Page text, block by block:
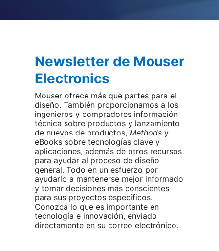
Newsletter de Mouser
Electronics
Mouser ofrece más que partes para el
diseño. También proporcionamos a los
ingenieros y compradores información
técnica sobre productos y lanzamiento
de nuevos de productos, Methods y
eBooks sobre tecnologías clave y
aplicaciones, además de otros recursos
para ayudar al proceso de diseño
general. Todo en un esfuerzo por
ayudarlo a mantenerse mejor informado
y tomar decisiones más conscientes
para sus proyectos específicos.
Conozca lo que es importante en
tecnología e innovación, enviado
directamente en su correo electrónico.